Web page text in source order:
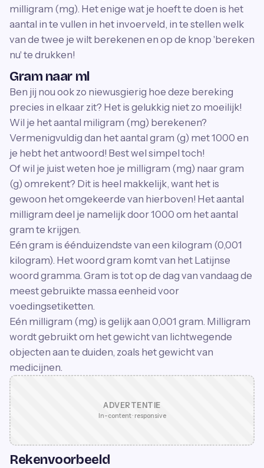
milligram (mg). Het enige wat je hoeft te doen is het
aantal in te vullen in het invoerveld, in te stellen welk
van de twee je wilt berekenen en op de knop 'bereken
nu' te drukken!
Gram naar ml
Ben jij nou ook zo niewusgierig hoe deze bereking
precies in elkaar zit? Het is gelukkig niet zo moeilijk!
Wil je het aantal miligram (mg) berekenen?
Vermenigvuldig dan het aantal gram (g) met 1000 en
je hebt het antwoord! Best wel simpel toch!
Of wil je juist weten hoe je milligram (mg) naar gram
(g) omrekent? Dit is heel makkelijk, want het is
gewoon het omgekeerde van hierboven! Het aantal
milligram deel je namelijk door 1000 om het aantal
gram te krijgen.
Eén gram is éénduizendste van een kilogram (0,001
kilogram). Het woord gram komt van het Latijnse
woord gramma. Gram is tot op de dag van vandaag de
meest gebruikte massa eenheid voor
voedingsetiketten.
Eén milligram (mg) is gelijk aan 0,001 gram. Milligram
wordt gebruikt om het gewicht van lichtwegende
objecten aan te duiden, zoals het gewicht van
medicijnen.
ADVERTENTIE
In-content · responsive
Rekenvoorbeeld